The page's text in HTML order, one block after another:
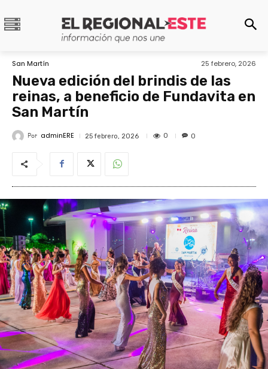
San Martín 25 febrero, 2026
Nueva edición del brindis de las
reinas, a beneficio de Fundavita en
San Martín
Por adminERE 25 febrero, 2026 0 0